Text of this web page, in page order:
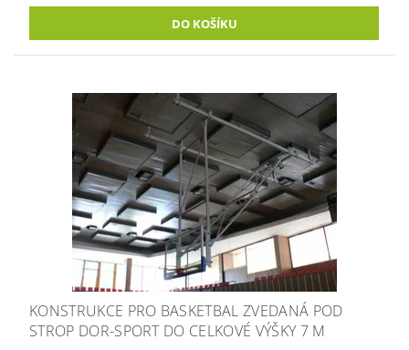
KONSTRUKCE PRO BASKETBAL ZVEDANÁ POD
STROP DOR-SPORT DO CELKOVÉ VÝŠKY 7 M